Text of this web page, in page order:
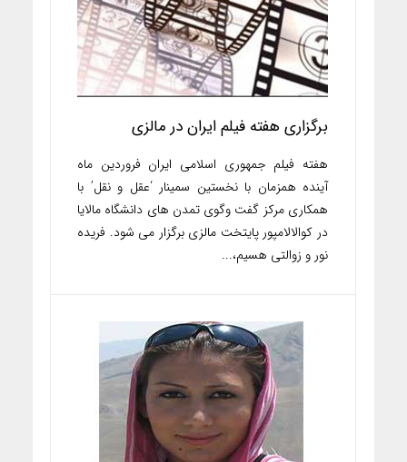
برگزاری هفته فیلم ایران در مالزی
هفته فیلم جمهوری اسلامی ایران فروردین ماه
آینده همزمان با نخستین سمینار ‘عقل و نقل’ با
همکاری مرکز گفت وگوی تمدن های دانشگاه مالایا
در کوالالامپور پایتخت مالزی برگزار می شود. فریده
نور و زوالتی هسیم،...